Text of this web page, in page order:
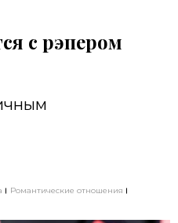
с рэпером
Романтические отношения